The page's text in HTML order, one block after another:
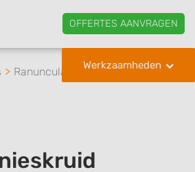
OFFERTES AANVRAGEN
Werkzaamheden
Ranunculaceae Helleborus